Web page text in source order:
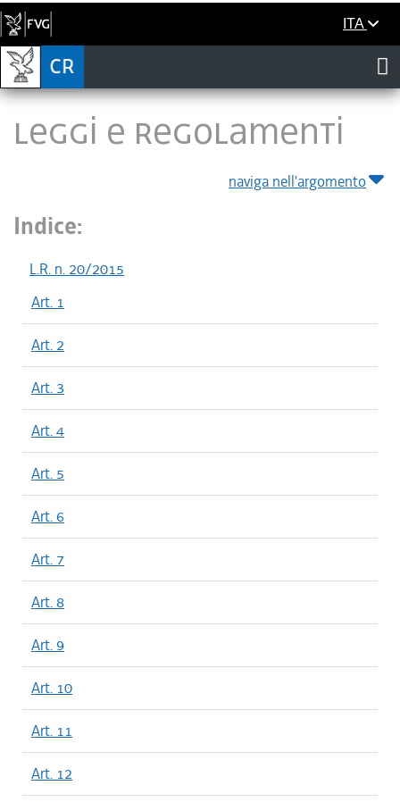
ITA
LEGGI E REGOLAMENTI
naviga nell'argomento
Indice:
L.R. n. 20/2015
Art. 1
Art. 2
Art. 3
Art. 4
Art. 5
Art. 6
Art. 7
Art. 8
Art. 9
Art. 10
Art. 11
Art. 12